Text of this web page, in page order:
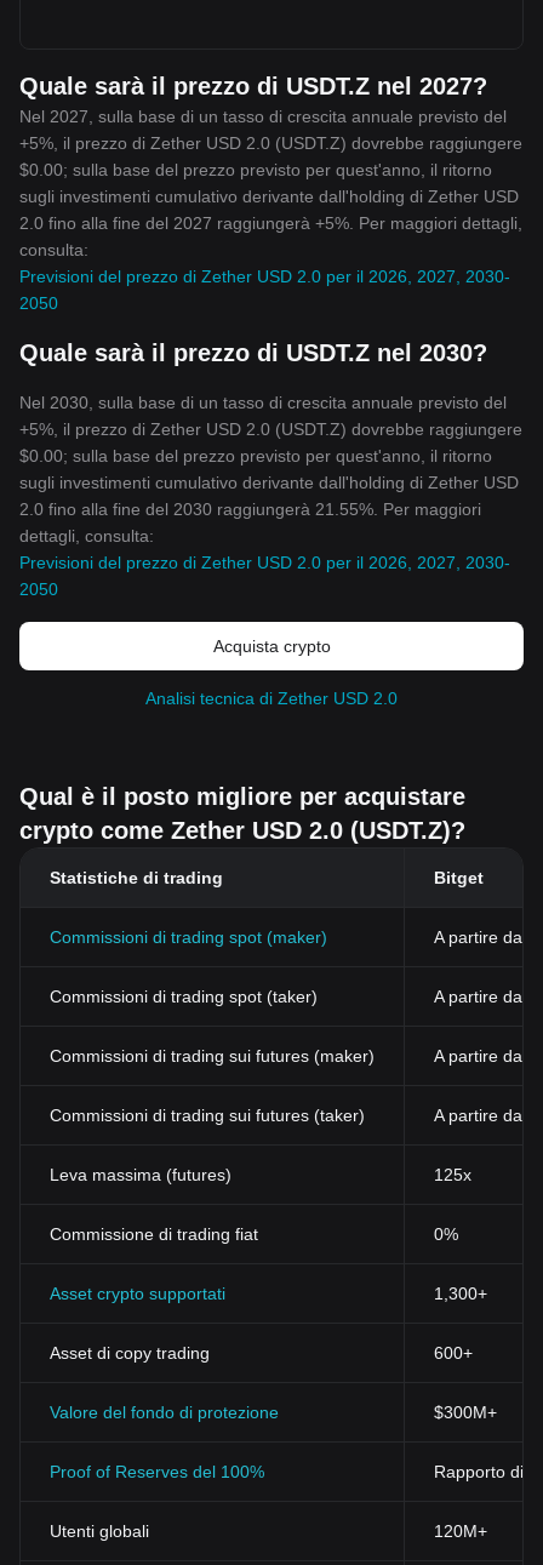
Quale sarà il prezzo di USDT.Z nel 2027?
Nel 2027, sulla base di un tasso di crescita annuale previsto del
+5%, il prezzo di Zether USD 2.0 (USDT.Z) dovrebbe raggiungere
$0.00; sulla base del prezzo previsto per quest'anno, il ritorno
sugli investimenti cumulativo derivante dall'holding di Zether USD
2.0 fino alla fine del 2027 raggiungerà +5%. Per maggiori dettagli,
consulta:
Previsioni del prezzo di Zether USD 2.0 per il 2026, 2027, 2030-
2050
Quale sarà il prezzo di USDT.Z nel 2030?
Nel 2030, sulla base di un tasso di crescita annuale previsto del
+5%, il prezzo di Zether USD 2.0 (USDT.Z) dovrebbe raggiungere
$0.00; sulla base del prezzo previsto per quest'anno, il ritorno
sugli investimenti cumulativo derivante dall'holding di Zether USD
2.0 fino alla fine del 2030 raggiungerà 21.55%. Per maggiori
dettagli, consulta:
Previsioni del prezzo di Zether USD 2.0 per il 2026, 2027, 2030-
2050
Acquista crypto
Analisi tecnica di Zether USD 2.0
Qual è il posto migliore per acquistare
crypto come Zether USD 2.0 (USDT.Z)?
Statistiche di trading Bitget
Commissioni di trading spot (maker) A partire dallo
Commissioni di trading spot (taker) A partire
Commissioni di trading sui futures (maker) A partire dallo
Commissioni di trading sui futures (taker) A partire
Leva massima (futures) 125x
Commissione di trading fiat 0%
Asset crypto supportati 1,300+
Asset di copy trading 600+
Valore del fondo di protezione $300M+
Proof of Reserves del 100% Rapporto di
Utenti globali 120M+